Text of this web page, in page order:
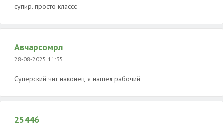
супир. просто классс
Авчарсомрл
28-08-2025 11:35
Суперский чит наконец я нашел рабочий
25446